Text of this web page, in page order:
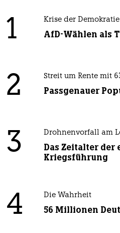
1 Krise der Demokratie
AfD-Wählen als
2 Streit um Rente mit
Passgenauer
3 Drohnenvorfall am
Das Zeitalter
Kriegsführung
4 Die Wahrheit
56 Millionen